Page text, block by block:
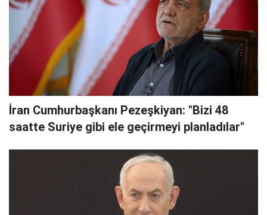
İran Cumhurbaşkanı Pezeşkiyan: "Bizi 48
saatte Suriye gibi ele geçirmeyi planladılar"